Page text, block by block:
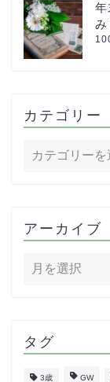
年
み
カテゴリー
アーカイブ
タグ
3歳 GW